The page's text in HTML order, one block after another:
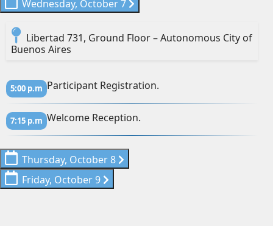
Wednesday, October 7
Libertad 731, Ground Floor – Autonomous City of
Buenos Aires
5:00 p.m Participant Registration.
7:15 p.m Welcome Reception.
Thursday, October 8
Friday, October 9